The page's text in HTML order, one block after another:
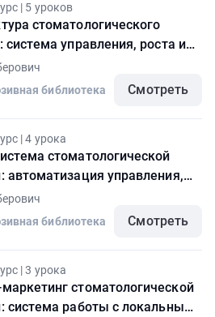
| 5 уроков
стоматологического
система управления, роста и
библиотека
Смотреть
| 4 урока
стоматологической
автоматизация управления,
и продаж
библиотека
Смотреть
| 3 урока
стоматологической
система работы с локальным